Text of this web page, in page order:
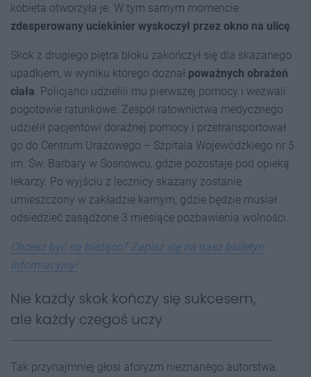
kobieta otworzyła je. W tym samym momencie
zdesperowany uciekinier wyskoczył przez okno na ulicę
Skok z drugiego piętra bloku zakończył się dla skazanego
upadkiem, w wyniku którego doznał poważnych obrażeń
ciała . Policjanci udzielili mu pierwszej pomocy i wezwali
pogotowie ratunkowe. Zespół ratownictwa medycznego
udzielił pacjentowi doraźnej pomocy i przetransportował
go do Centrum Urazowego – Szpitala Wojewódzkiego nr 5
im. Św. Barbary w Sosnowcu, gdzie pozostaje pod opieką
lekarzy. Po wyjściu z lecznicy skazany zostanie
umieszczony w zakładzie karnym, gdzie będzie musiał
odsiedzieć zasądzone 3 miesiące pozbawienia wolności.
Chcesz być na bieżąco? Zapisz się na nasz biuletyn
informacyjny!
Nie każdy skok kończy się sukcesem,
ale każdy czegoś uczy
Tak przynajmniej głosi aforyzm nieznanego autorstwa.